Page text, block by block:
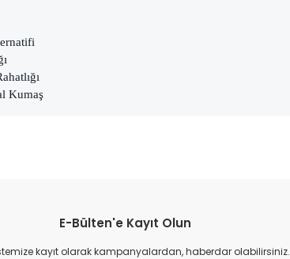
Kumaş
veya görüntülenemiyor.
bilgiler bulunuyor.
E-Bülten'e Kayıt Olun
kayıt olarak kampanyalardan, haberdar olabilirsiniz.